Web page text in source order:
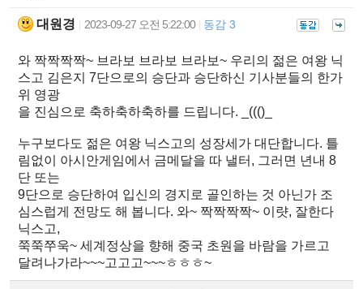
대원경 2023-09-27 오전 5:22:00 동감 3
와 짝짝짝짝~ 브라보 브라보 브라보~ 우리의 젊은 여왕 닉
스고 김은지 7단으로의 승단과 승단하신 기사분들의 한가
위 영광
을 진심으로 축하축하축하를 드립니다. _((()_
누구보다도 젊은 여왕 닉스고의 성장세가 대단합니다. 틀
림없이 아시안게임에서 금메달을 따 낼터, 그러면 년내 8
단 또는
9단으로 승단하여 입신의 경지로 골인하는 것 아닌가 조
심스럽게 전망도 해 봅니다. 와~ 짝짝짝짝~ 이럇, 잘한다
닉스고,
쭉쭉쭈욱~ 세계정상을 향해 중국 초원을 바람을 가르고
달려나가라~~~고고고~~~ㅎㅎㅎ~